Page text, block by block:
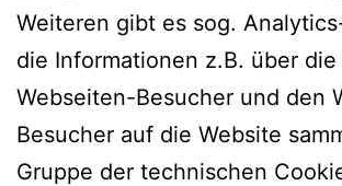
Weiteren gibt es sog.
die Informationen z.B. über
Webseiten-Besucher und den
Besucher auf die Website
Gruppe der technischen